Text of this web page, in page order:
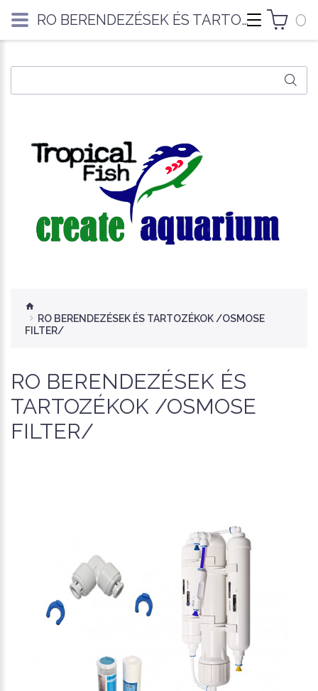
0
RO BERENDEZÉSEK ÉS TARTOZÉKOK /OSMOSE
FILTER/
RO BERENDEZÉSEK ÉS
TARTOZÉKOK /OSMOSE
FILTER/
RO BERENDEZÉSEK ÉS TARTOZÉKOK /OSMOSE FILTER/